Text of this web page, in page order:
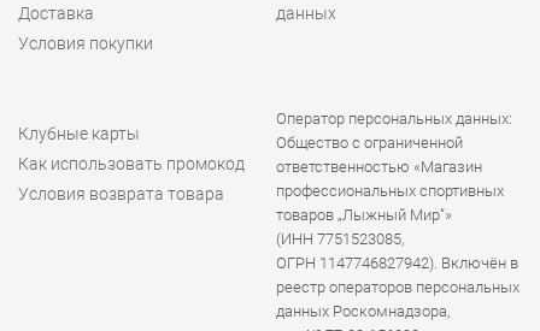
Доставка
Условия покупки
данных
Клубные карты
Как использовать промокод
Условия возврата товара
Оператор персональных данных:
Общество с ограниченной
ответственностью «Магазин
профессиональных спортивных
товаров „Лыжный Мир“»
(ИНН 7751523085,
ОГРН 1147746827942). Включён в
реестр операторов персональных
данных Роскомнадзора,